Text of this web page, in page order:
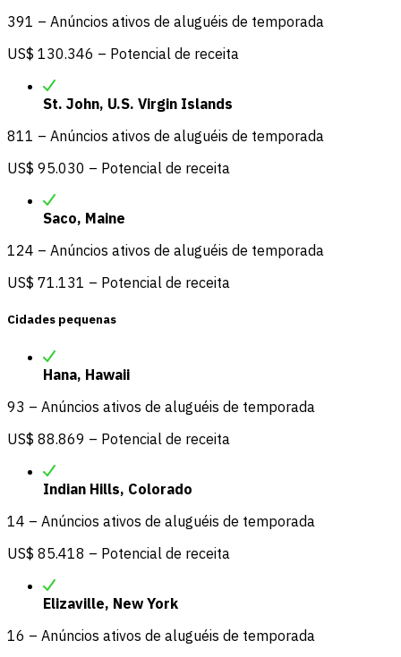
391 – Anúncios ativos de aluguéis de temporada
US$ 130.346 – Potencial de receita
St. John, U.S. Virgin Islands
811 – Anúncios ativos de aluguéis de temporada
US$ 95.030 – Potencial de receita
Saco, Maine
124 – Anúncios ativos de aluguéis de temporada
US$ 71.131 – Potencial de receita
Cidades pequenas
Hana, Hawaii
93 – Anúncios ativos de aluguéis de temporada
US$ 88.869 – Potencial de receita
Indian Hills, Colorado
14 – Anúncios ativos de aluguéis de temporada
US$ 85.418 – Potencial de receita
Elizaville, New York
16 – Anúncios ativos de aluguéis de temporada